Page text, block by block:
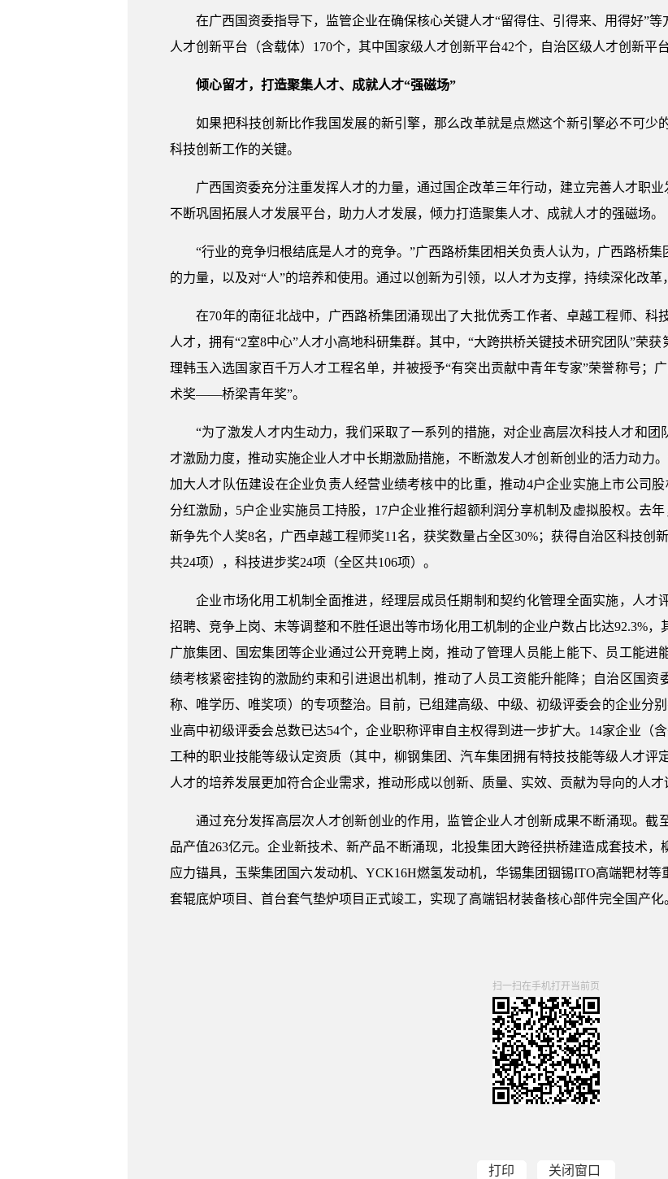
在广西国资委指导下，监管企业在确保核心关键人才“留得住、引得来、用得好”等
人才创新平台（含载体）170个，其中国家级人才创新平台42个，自治区级人才创新平
倾心留才，打造聚集人才、成就人才“强磁场”
如果把科技创新比作我国发展的新引擎，那么改革就是点燃这个新引擎必不可少
科技创新工作的关键。
广西国资委充分注重发挥人才的力量，通过国企改革三年行动，建立完善人才职业
不断巩固拓展人才发展平台，助力人才发展，倾力打造聚集人才、成就人才的强磁场。
“行业的竞争归根结底是人才的竞争。”广西路桥集团相关负责人认为，广西路桥集
的力量，以及对“人”的培养和使用。通过以创新为引领，以人才为支撑，持续深化改革
在70年的南征北战中，广西路桥集团涌现出了大批优秀工作者、卓越工程师、科
人才，拥有“2室8中心”人才小高地科研集群。其中，“大跨拱桥关键技术研究团队”荣
理韩玉入选国家百千万人才工程名单，并被授予“有突出贡献中青年专家”荣誉称号；
术奖——桥梁青年奖”。
“为了激发人才内生动力，我们采取了一系列的措施，对企业高层次科技人才和团
才激励力度，推动实施企业人才中长期激励措施，不断激发人才创新创业的活力动力
加大人才队伍建设在企业负责人经营业绩考核中的比重，推动4户企业实施上市公司
分红激励，5户企业实施员工持股，17户企业推行超额利润分享机制及虚拟股权。去
新争先个人奖8名，广西卓越工程师奖11名，获奖数量占全区30%；获得自治区科技创
共24项），科技进步奖24项（全区共106项）。
企业市场化用工机制全面推进，经理层成员任期制和契约化管理全面实施，人才
招聘、竞争上岗、末等调整和不胜任退出等市场化用工机制的企业户数占比达92.3%，
广旅集团、国宏集团等企业通过公开竞聘上岗，推动了管理人员能上能下、员工能进
绩考核紧密挂钩的激励约束和引进退出机制，推动了人员工资能升能降；自治区国资
称、唯学历、唯奖项）的专项整治。目前，已组建高级、中级、初级评委会的企业分
业高中初级评委会总数已达54个，企业职称评审自主权得到进一步扩大。14家企业（
工种的职业技能等级认定资质（其中，柳钢集团、汽车集团拥有特技技能等级人才评
人才的培养发展更加符合企业需求，推动形成以创新、质量、实效、贡献为导向的人才
通过充分发挥高层次人才创新创业的作用，监管企业人才创新成果不断涌现。截
品产值263亿元。企业新技术、新产品不断涌现，北投集团大跨径拱桥建造成套技术
应力锚具，玉柴集团国六发动机、YCK16H燃氢发动机，华锡集团铟锡ITO高端靶材
套辊底炉项目、首台套气垫炉项目正式竣工，实现了高端铝材装备核心部件完全国产化
扫一扫在手机打开当前页
打印 关闭窗口